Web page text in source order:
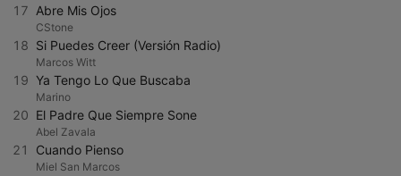
17 Abre Mis Ojos
CStone
18 Si Puedes Creer (Versión Radio)
Marcos Witt
19 Ya Tengo Lo Que Buscaba
Marino
20 El Padre Que Siempre Sone
Abel Zavala
21 Cuando Pienso
Miel San Marcos